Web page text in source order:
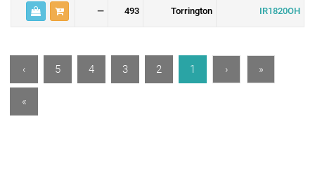
IR1820OH
Torrington
493
—
«
‹
1
2
3
4
5
›
»